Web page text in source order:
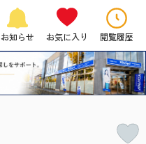
お知らせ お気に入り 閲覧履歴